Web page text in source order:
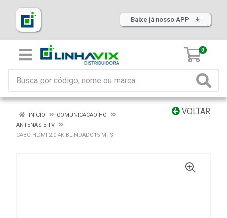
Baixe já nosso APP
0
VOLTAR
INÍCIO
COMUNICACAO HO
ANTENAS E TV
CABO HDMI 2.0 4K BLINDADO15 MTS